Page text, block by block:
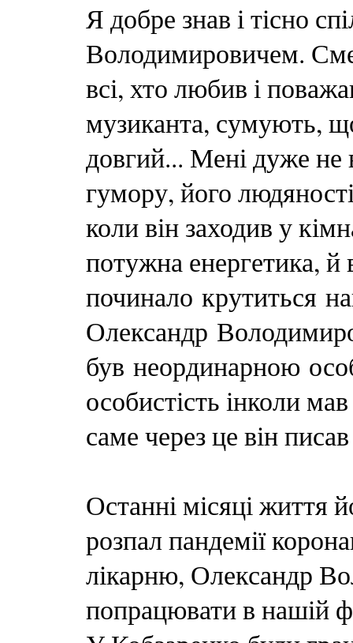
Я добре знав і тісно
Володимировичем.
всі, хто любив і
музиканта, сумують,
довгий... Мені дуже не
гумору, його
коли він заходив у
потужна енергетика, й
починало крутиться
Олександр
був неординарною
особистість інколи
саме через це він
Останні місяці життя
розпал пандемії
лікарню, Олександр
попрацювати в нашій